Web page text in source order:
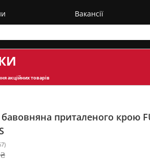
Вакансії
акційних товарів
приталеного крою
)